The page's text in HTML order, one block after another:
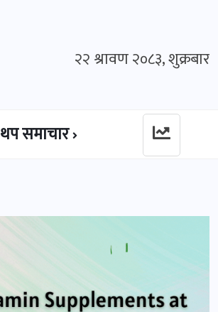
२२ श्रावण २०८३, शुक्रबार
थप समाचार